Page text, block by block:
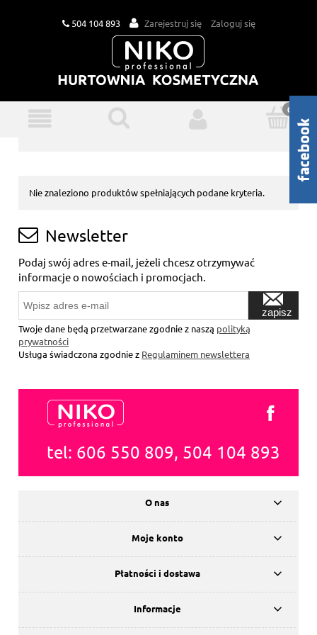
504 104 893 Zarejestruj się Zaloguj się
Nie znaleziono produktów spełniających podane kryteria.
Newsletter
Podaj swój adres e-mail, jeżeli chcesz otrzymywać
informacje o nowościach i promocjach.
zapisz
Twoje dane będą przetwarzane zgodnie z naszą polityką
prywatności
Usługa świadczona zgodnie z Regulaminem newslettera
tel: 606 550 809, 504 104 893
O nas
Moje konto
Płatności i dostawa
Informacje